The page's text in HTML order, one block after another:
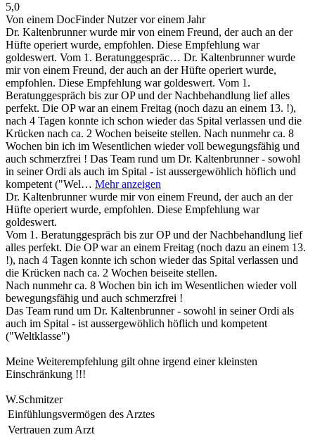
5,0
Von einem DocFinder Nutzervor einem Jahr
Dr. Kaltenbrunner wurde mir von einem Freund, der auch an der
Hüfte operiert wurde, empfohlen. Diese Empfehlung war
goldeswert. Vom 1. Beratunggespräc… Dr. Kaltenbrunner wurde
mir von einem Freund, der auch an der Hüfte operiert wurde,
empfohlen. Diese Empfehlung war goldeswert. Vom 1.
Beratunggespräch bis zur OP und der Nachbehandlung lief alles
perfekt. Die OP war an einem Freitag (noch dazu an einem 13. !),
nach 4 Tagen konnte ich schon wieder das Spital verlassen und die
Krücken nach ca. 2 Wochen beiseite stellen. Nach nunmehr ca. 8
Wochen bin ich im Wesentlichen wieder voll bewegungsfähig und
auch schmerzfrei ! Das Team rund um Dr. Kaltenbrunner - sowohl
in seiner Ordi als auch im Spital - ist aussergewöhlich höflich und
kompetent ("Wel… Mehr anzeigen
Dr. Kaltenbrunner wurde mir von einem Freund, der auch an der
Hüfte operiert wurde, empfohlen. Diese Empfehlung war
goldeswert.
Vom 1. Beratunggespräch bis zur OP und der Nachbehandlung lief
alles perfekt. Die OP war an einem Freitag (noch dazu an einem 13.
!), nach 4 Tagen konnte ich schon wieder das Spital verlassen und
die Krücken nach ca. 2 Wochen beiseite stellen.
Nach nunmehr ca. 8 Wochen bin ich im Wesentlichen wieder voll
bewegungsfähig und auch schmerzfrei !
Das Team rund um Dr. Kaltenbrunner - sowohl in seiner Ordi als
auch im Spital - ist aussergewöhlich höflich und kompetent
("Weltklasse")
Meine Weiterempfehlung gilt ohne irgend einer kleinsten
Einschränkung !!!
W.Schmitzer
Einfühlungsvermögen des Arztes
Vertrauen zum Arzt